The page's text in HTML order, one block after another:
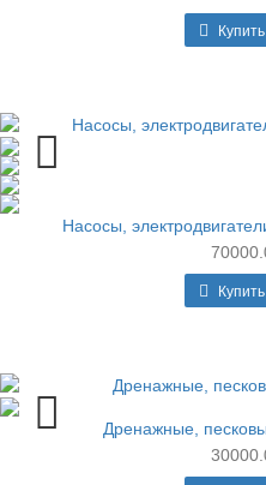
Купить
Насосы,
Купить
Дренажные,